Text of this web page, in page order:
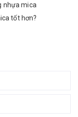
nhựa mica
tốt hơn?